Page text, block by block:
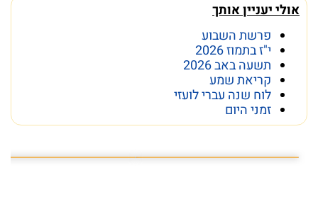
אולי יעניין אותך
פרשת השבוע
י"ז בתמוז 2026
תשעה באב 2026
קריאת שמע
לוח שנה עברי לועזי
זמני היום